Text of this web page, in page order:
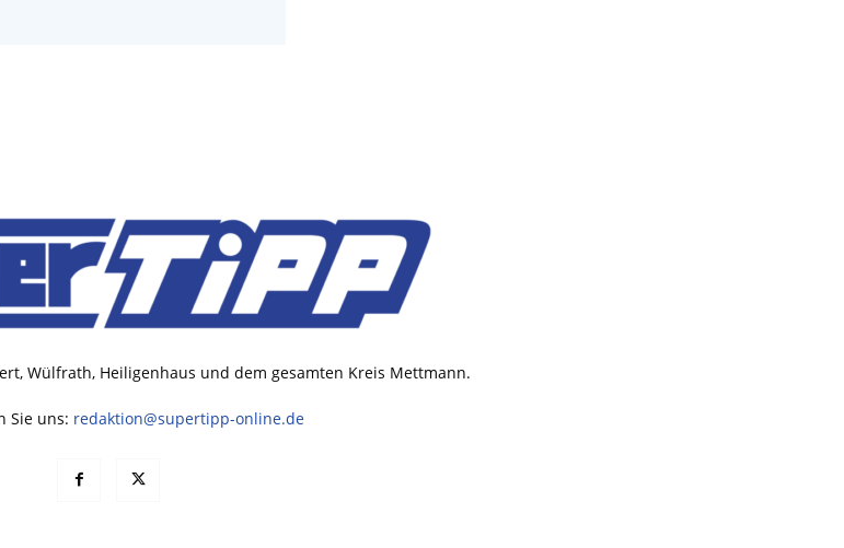
Wülfrath, Heiligenhaus und dem gesamten Kreis Mettmann.
Sie uns: redaktion@supertipp-online.de